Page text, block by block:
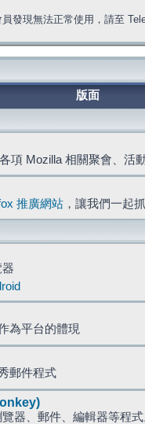
發現無法正常使用，請至
版面
項 Mozilla 相關聚會、活
推廣網站 ，讓我們一起
為平台的體現
郵件程式
覽器、郵件、編輯器等程